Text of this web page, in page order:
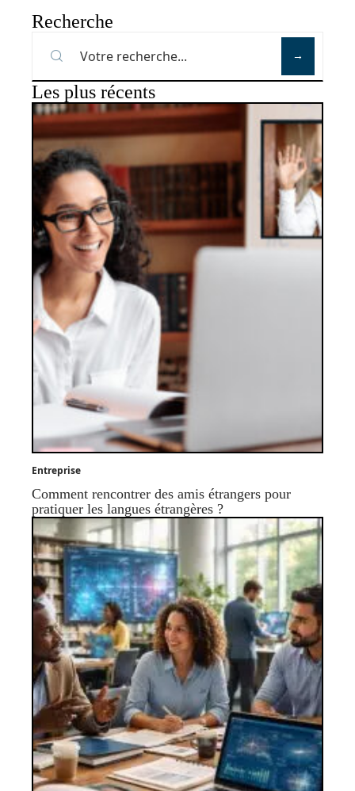
Recherche
Les plus récents
Entreprise
Comment rencontrer des amis étrangers pour
pratiquer les langues étrangères ?